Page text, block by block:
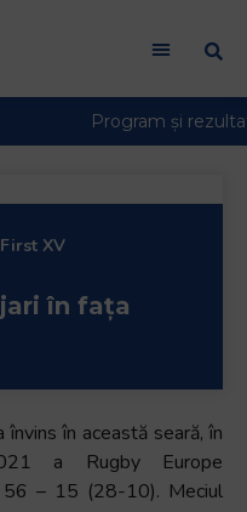
First XV
în fața
în această seară, în
a Rugby Europe
56 – 15 (28-10). Meciul